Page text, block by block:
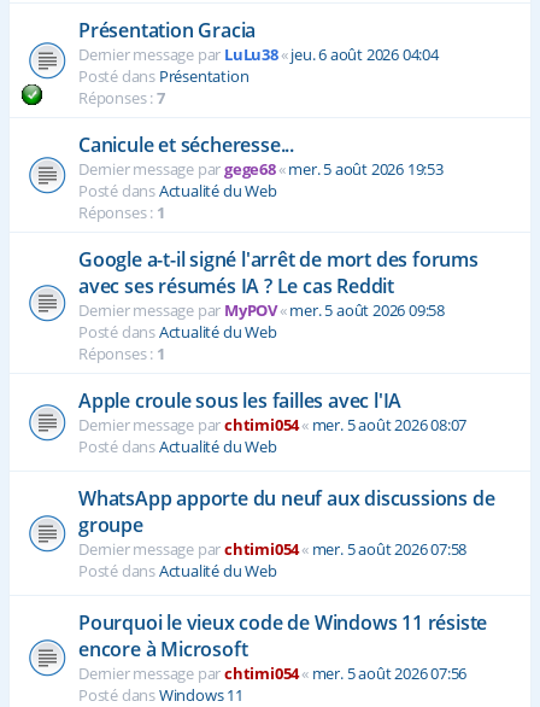
Présentation Gracia
Dernier message par LuLu38«jeu. 6 août 2026 04:04
Posté dans Présentation
Réponses :7
Canicule et sécheresse...
Dernier message pargege68«mer. 5 août 2026 19:53
Posté dansActualité du Web
Réponses : 1
Google a-t-il signé l'arrêt de mort des forums
avec ses résumés IA ? Le cas Reddit
Dernier message par MyPOV«mer. 5 août 2026 09:58
Posté dansActualité du Web
Réponses : 1
Apple croule sous les failles avec l'IA
Dernier message parchtimi054« mer. 5 août 2026 08:07
Posté dansActualité du Web
WhatsApp apporte du neuf aux discussions de
groupe
Dernier message parchtimi054« mer. 5 août 2026 07:58
Posté dansActualité du Web
Pourquoi le vieux code de Windows 11 résiste
encore à Microsoft
Dernier message parchtimi054« mer. 5 août 2026 07:56
Posté dansWindows 11